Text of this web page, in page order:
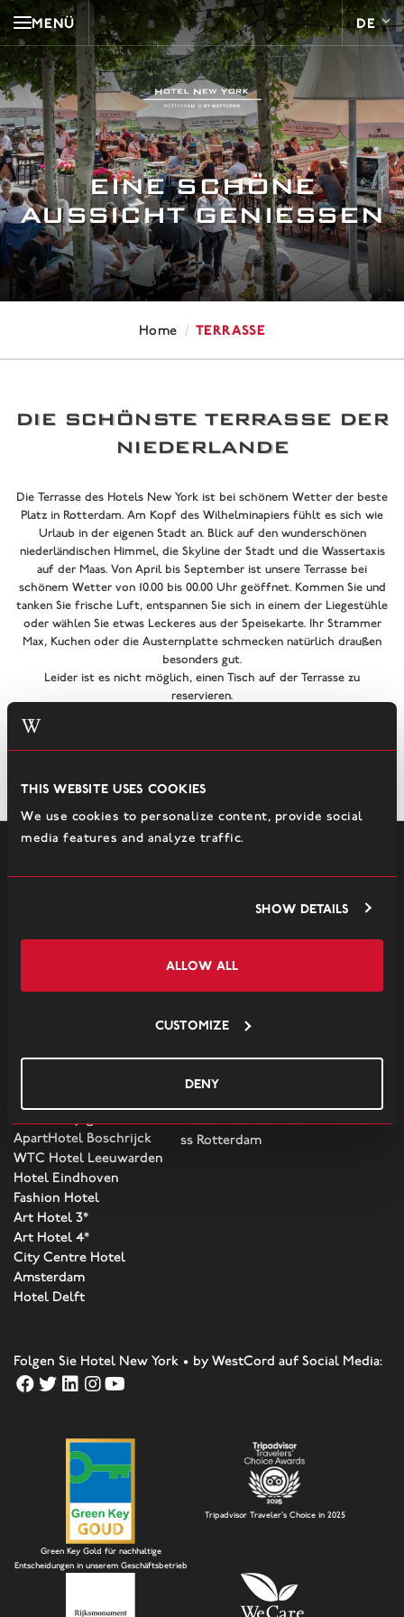
This website uses cookies
We use cookies to personalize content, provide social
media features and analyze traffic.
Show details
Allow all
Customize
Deny
MENÜ
EINE SCHÖNE
AUSSICHT GENIESSEN
Home / Terrasse
DIE SCHÖNSTE TERRASSE DER
NIEDERLANDE
Die Terrasse des Hotels New York ist bei schönem Wetter der beste
Platz in Rotterdam. Am Kopf des Wilhelminapiers fühlt es sich wie
Urlaub in der eigenen Stadt an. Blick auf den wunderschönen
niederländischen Himmel, die Skyline der Stadt und die Wassertaxis
auf der Maas. Von April bis September ist unsere Terrasse bei
schönem Wetter von 10.00 bis 00.00 Uhr geöffnet. Kommen Sie und
tanken Sie frische Luft, entspannen Sie sich in einem der Liegestühle
oder wählen Sie etwas Leckeres aus der Speisekarte. Ihr Strammer
Max, Kuchen oder die Austernplatte schmecken natürlich draußen
besonders gut.
Leider ist es nicht möglich, einen Tisch auf der Terrasse zu
reservieren.
Home / Terrasse
Restaurants und bars
NYB
ApartHotel Boschrijck
WTC Hotel Leeuwarden
Hotel Eindhoven
Fashion Hotel
Art Hotel 3*
Art Hotel 4*
City Centre Hotel
Amsterdam
Hotel Delft
By WestCord
The Market Hotel
Groningen
Hotel Arsenaal Delft
ss Rotterdam
Folgen Sie Hotel New York • by WestCord auf Social Media:
Green Key Gold für nachhaltige
Entscheidungen in unserem Geschäftsbetrieb
Tripadvisor Traveler's Choice in 2025